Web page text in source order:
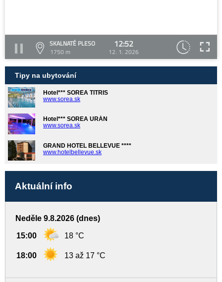
SKALNATÉ PLESO
1750 m
12:52
12. 1. 2026
Tipy na ubytování
Hotel*** SOREA TITRIS
www.sorea.sk
Hotel*** SOREA URÁN
www.sorea.sk
GRAND HOTEL BELLEVUE ****
www.hotelbellevue.sk
Aktuální info
Neděle 9.8.2026 (dnes)
15:00 18 °C
18:00 13 až 17 °C